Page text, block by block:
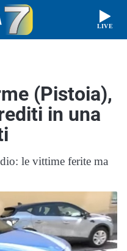
LIVE
(Pistoia),
in una
le vittime ferite ma